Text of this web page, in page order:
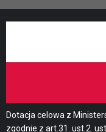
Dotacja celowa z
zgodnie z art.31. ust.2.